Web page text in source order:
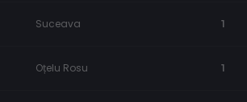
Suceava 1
Oțelu Rosu 1